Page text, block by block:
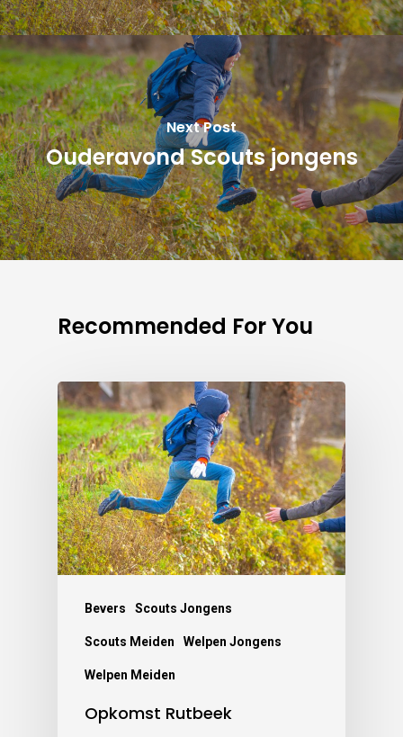
Next Post
Ouderavond Scouts jongens
Recommended For You
Bevers Scouts Jongens
Scouts Meiden Welpen Jongens
Welpen Meiden
Opkomst Rutbeek